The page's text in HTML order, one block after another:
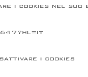
i cookies nel suo
i cookies